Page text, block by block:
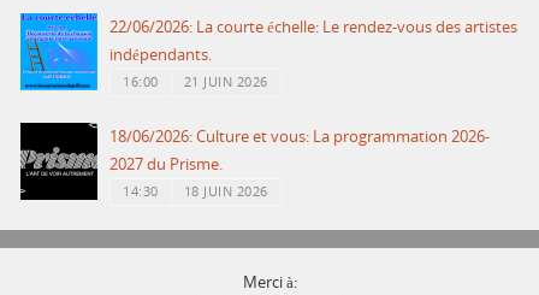
22/06/2026: La courte échelle: Le rendez-vous des artistes
indépendants.
16:00 21 JUIN 2026
18/06/2026: Culture et vous: La programmation 2026-
2027 du Prisme.
14:30 18 JUIN 2026
Merci à: